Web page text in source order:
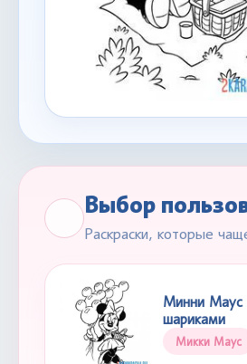
Выбор
Раскраски, которые
Минни Маус
шариками
Микки Маус